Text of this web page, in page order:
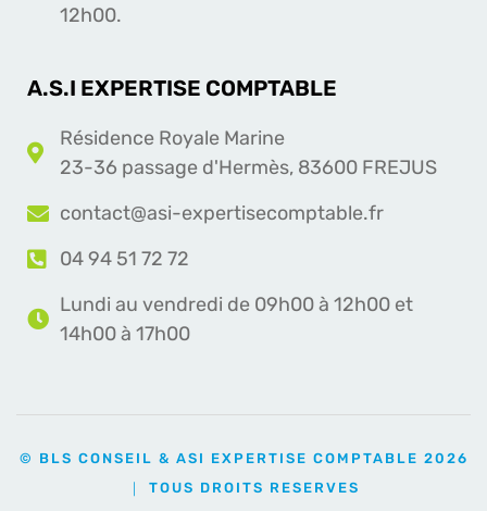
12h00.
A.S.I EXPERTISE COMPTABLE
Résidence Royale Marine
23-36 passage d'Hermès, 83600 FREJUS
contact@asi-expertisecomptable.fr
04 94 51 72 72
Lundi au vendredi de 09h00 à 12h00 et
14h00 à 17h00
© BLS CONSEIL & ASI EXPERTISE COMPTABLE 2026
｜ TOUS DROITS RESERVES